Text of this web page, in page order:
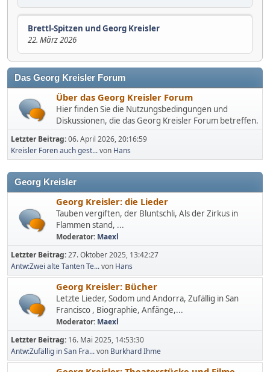
Brettl-Spitzen und Georg Kreisler
22. März 2026
Das Georg Kreisler Forum
Über das Georg Kreisler Forum
Hier finden Sie die Nutzungsbedingungen und
Diskussionen, die das Georg Kreisler Forum betreffen.
Letzter Beitrag:06. April 2026, 20:16:59
Kreisler Foren auch gest...von Hans
Georg Kreisler
Georg Kreisler: die Lieder
Tauben vergiften, der Bluntschli, Als der Zirkus in
Flammen stand, ...
Moderator: Maexl
Letzter Beitrag:27. Oktober 2025, 13:42:27
Antw:Zwei alte Tanten Te...von Hans
Georg Kreisler: Bücher
Letzte Lieder, Sodom und Andorra, Zufällig in San
Francisco , Biographie, Anfänge,...
Moderator: Maexl
Letzter Beitrag: 16. Mai 2025, 14:53:30
Antw:Zufällig in San Fra...von Burkhard Ihme